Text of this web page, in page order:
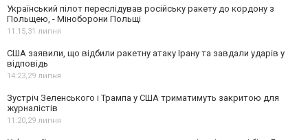
Український пілот переслідував російську ракету до кордону з
Польщею, - Міноборони Польщі
11:15,31 липня
США заявили, що відбили ракетну атаку Ірану та завдали ударів у
відповідь
14:23,29 липня
Зустріч Зеленського і Трампа у США триматимуть закритою для
журналістів
11:20,29 липня